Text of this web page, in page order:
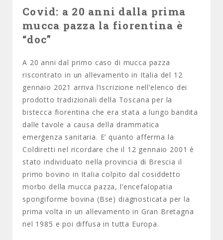
Covid: a 20 anni dalla prima
mucca pazza la fiorentina è
“doc”
A 20 anni dal primo caso di mucca pazza
riscontrato in un allevamento in Italia del 12
gennaio 2021 arriva l’iscrizione nell’elenco dei
prodotto tradizionali della Toscana per la
bistecca fiorentina che era stata a lungo bandita
dalle tavole a causa della drammatica
emergenza sanitaria. E’ quanto afferma la
Coldiretti nel ricordare che il 12 gennaio 2001 è
stato individuato nella provincia di Brescia il
primo bovino in Italia colpito dal cosiddetto
morbo della mucca pazza, l’encefalopatia
spongiforme bovina (Bse) diagnosticata per la
prima volta in un allevamento in Gran Bretagna
nel 1985 e poi diffusa in tutta Europa.